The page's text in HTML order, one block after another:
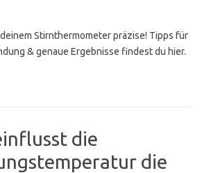
Stirnthermometer präzise! Tipps für
& genaue Ergebnisse findest du hier.
die
die